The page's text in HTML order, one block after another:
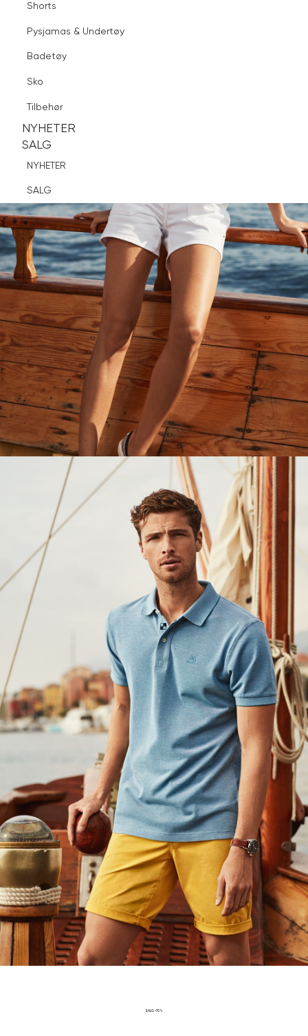
Sko
Tilbehør
NYHETER
SALG
NYHETER
SALG
Shorts
Pysjamas & Undertøy
Badetøy
Sko
Tilbehør
NYHETER
SALG
NYHETER
SALG
SALG -70%